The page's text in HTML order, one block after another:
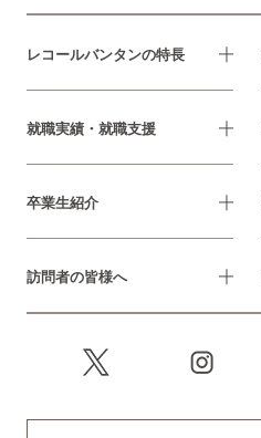
レコールバンタンの特長
就職実績・就職支援
卒業生紹介
訪問者の皆様へ